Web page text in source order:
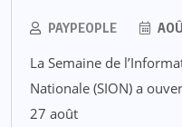
PAYPEOPLE
La Semaine de
Nationale (SION) a
27 août